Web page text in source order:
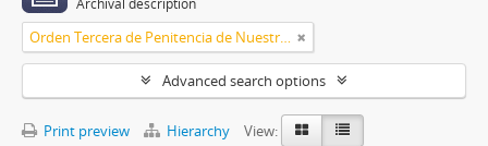
Archival description
Orden Tercera de Penitencia de Nuestro Padre San Francisco
Advanced search options
Print preview Hierarchy
View: